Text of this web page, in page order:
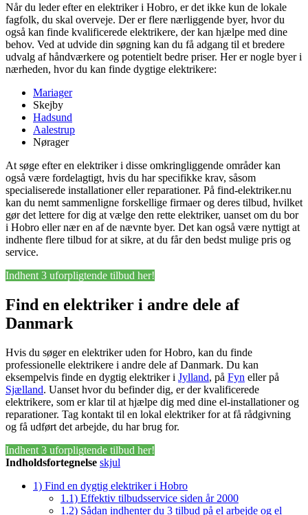
Når du leder efter en elektriker i Hobro, er det ikke kun de lokale
fagfolk, du skal overveje. Der er flere nærliggende byer, hvor du
også kan finde kvalificerede elektrikere, der kan hjælpe med dine
behov. Ved at udvide din søgning kan du få adgang til et bredere
udvalg af håndværkere og potentielt bedre priser. Her er nogle byer i
nærheden, hvor du kan finde dygtige elektrikere:
Mariager
Skejby
Hadsund
Aalestrup
Nørager
At søge efter en elektriker i disse omkringliggende områder kan
også være fordelagtigt, hvis du har specifikke krav, såsom
specialiserede installationer eller reparationer. På find-elektriker.nu
kan du nemt sammenligne forskellige firmaer og deres tilbud, hvilket
gør det lettere for dig at vælge den rette elektriker, uanset om du bor
i Hobro eller nær en af de nævnte byer. Det kan også være nyttigt at
indhente flere tilbud for at sikre, at du får den bedst mulige pris og
service.
Indhent 3 uforpligtende tilbud her!
Find en elektriker i andre dele af
Danmark
Hvis du søger en elektriker uden for Hobro, kan du finde
professionelle elektrikere i andre dele af Danmark. Du kan
eksempelvis finde en dygtig elektriker i Jylland, på Fyn eller på
Sjælland. Uanset hvor du befinder dig, er der kvalificerede
elektrikere, som er klar til at hjælpe dig med dine el-installationer og
reparationer. Tag kontakt til en lokal elektriker for at få rådgivning
og få udført det arbejde, du har brug for.
Indhent 3 uforpligtende tilbud her!
Indholdsfortegnelse skjul
1) Find en dygtig elektriker i Hobro
1.1) Effektiv tilbudsservice siden år 2000
1.2) Sådan indhenter du 3 tilbud på el arbejde og el